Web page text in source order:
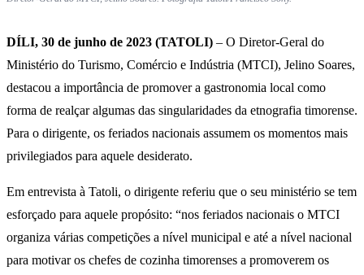
DÍLI, 30 de junho de 2023 (TATOLI) – O Diretor-Geral do
Ministério do Turismo, Comércio e Indústria (MTCI), Jelino Soares,
destacou a importância de promover a gastronomia local como
forma de realçar algumas das singularidades da etnografia timorense.
Para o dirigente, os feriados nacionais assumem os momentos mais
privilegiados para aquele desiderato.
Em entrevista à Tatoli, o dirigente referiu que o seu ministério se tem
esforçado para aquele propósito: “nos feriados nacionais o MTCI
organiza várias competições a nível municipal e até a nível nacional
para motivar os chefes de cozinha timorenses a promoverem os